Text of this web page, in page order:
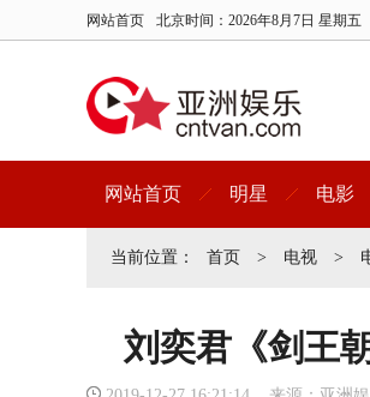
网站首页 北京时间： 2026年8月7日 星期五
网站首页 明星 电影
当前位置： 首页 > 电视 >
刘奕君《剑王